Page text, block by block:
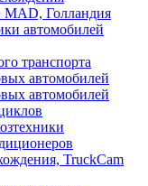
MAD, Голландия
автомобилей
транспорта
автомобилей
автомобилей
TruckCam